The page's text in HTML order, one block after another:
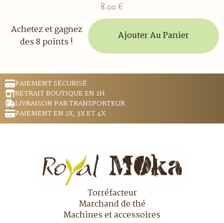
8.00 €
Achetez et gagnez
des 8 points !
Ajouter Au Panier
PAIEMENT SÉCURISÉ
RETRAIT BOUTIQUE EN 2H
LIVRAISON PAR TRANSPORTEUR
PAIEMENT EN 2X, 3X ET 4X
Torréfacteur
Marchand de thé
Machines et accessoires